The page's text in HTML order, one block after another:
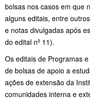
bolsas nos casos em que
alguns editais, entre
e notas divulgadas após
do edital nº 11).
Os editais de Programas
de bolsas de apoio a
ações de extensão da
comunidades interna e